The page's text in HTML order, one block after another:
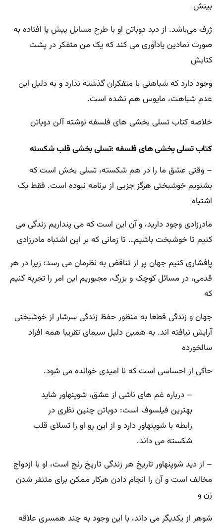
بینش
ژرف می‌باشد. از دید دوباتن او با طرح مسایل پیش پا افتاده به
صورت نمادین یادآوری می‌ کند که یک من متفکر در پشت
کتابش
وجود دارد که شباهتی با متفکران گذشته ندارد و به دلیل این
عدم شباهت، مایوس هم نشده است‌.
خلاصه کتاب تسلی بخشی های فلسفه نوشته آلن دوباتن
کتاب تسلی بخشی های فلسفه :تسلی بخشی قلب شکسته
– وقتی عشق ما را در هم شکسته، تسلی بخش است که
بشنویم خوشبختی هرگز جزیی از برنامه نبوده است. فقط یک
اشتباه
مادرزادی وجود دارید، و آن این است که می پنداریم زندگی می
کنیم تا خوشبخت باشیم… تا زمانی که بر این اشتباه مادرزادی
پافشاری کنیم جهان پر از تناقض به نظرمان می رسد؛ زیرا در هر
قدمی، در مسائل کوچک و بزرگ، مجبوریم این امر را تجربه کنیم
که
جهان و زندگی قطعا به منظور حفظ زندگی سرشار از خوشبختی
آرایش نیافته اند. به همین دلیل سیمای تقریبا همه افراد
سالخورده
حاکی از احساسی است که نا امیدی خوانده می شود.
– درباره غم‌ های ناشی از عشق‌، شوپنهاور شاید
بهترین فیلسوف است‌: دوباتن چنین نظری در
رابطه با شوپنهاور دارد و از این‌ رو او را تسلای قلب
شکسته می ‌داند.
– از دید شوپنهاور تاریخ هر زندگی‌ تاریخ رنج است‌، او با ازدواج
مخالف است و آن را انجام دادن هرکار ممکن برای متنفر شدن
زن و
شوهر از یکدیگر می ‌داند، با این وجود به چند همسری علاقه